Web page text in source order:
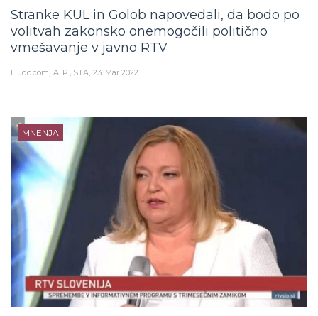
Stranke KUL in Golob napovedali, da bodo po
volitvah zakonsko onemogočili politično
vmešavanje v javno RTV
Hudo.com A. P., STA 23. Mar 2022
MNENJA